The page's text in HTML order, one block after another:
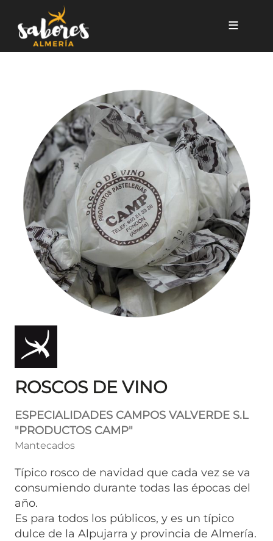
Roscos de vino
ROSCOS DE VINO
ESPECIALIDADES CAMPOS VALVERDE S.L
"PRODUCTOS CAMP"
Mantecados
Típico rosco de navidad que cada vez se va
consumiendo durante todas las épocas del
año.
Es para todos los públicos, y es un típico
dulce de la Alpujarra y provincia de Almería.